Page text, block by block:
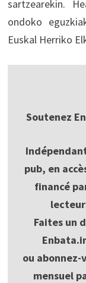
sartzearekin.
ondoko
Euskal Herriko
Soutenez
pub, en
financé
Faites un
ou abonnez-
mensuel